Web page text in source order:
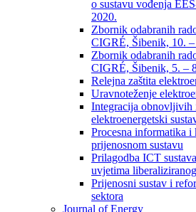
o sustavu vođenja
2020.
Zbornik odabranih
CIGRÉ, Šibenik, 10. –
Zbornik odabranih
CIGRÉ, Šibenik, 5. –
Relejna zaštita
Uravnoteženje
Integracija obnovljivih
elektroenergetski
Procesna informatika i
prijenosnom sustavu
Prilagodba ICT
uvjetima
Prijenosni sustav i
sektora
Journal of Energy